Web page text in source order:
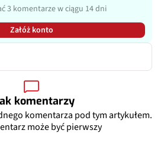
3 komentarze w ciągu 14 dni
Załóż konto
komentarzy
komentarza pod tym artykułem.
może być pierwszy